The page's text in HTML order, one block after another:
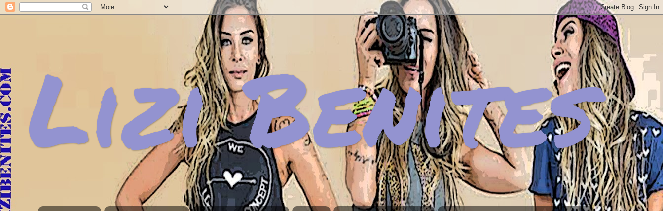
Lizi Benites